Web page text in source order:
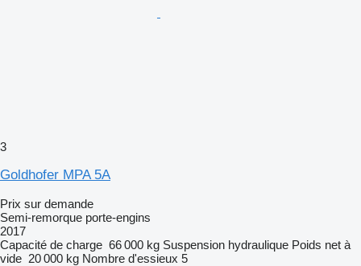
3
Goldhofer MPA 5A
Prix sur demande
Semi-remorque porte-engins
2017
Capacité de charge 66 000 kg Suspension hydraulique Poids net à
vide 20 000 kg Nombre d'essieux 5